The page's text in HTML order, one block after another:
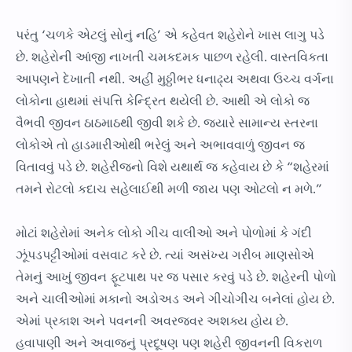
પરંતુ ‘ચળકે એટલું સોનું નહિ’ એ કહેવત શહેરોને ખાસ લાગુ પડે
છે. શહેરોની આંજી નાખતી ચમકદમક પાછળ રહેલી. વાસ્તવિકતા
આપણને દેખાતી નથી. અહીં મુઠ્ઠીભર ધનાઢ્ય અથવા ઉચ્ચ વર્ગના
લોકોના હાથમાં સંપત્તિ કેન્દ્રિત થયેલી છે. આથી એ લોકો જ
વૈભવી જીવન ઠાઠમાઠથી જીવી શકે છે. જ્યારે સામાન્ય સ્તરના
લોકોએ તો હાડમારીઓથી ભરેલું અને અભાવવાળું જીવન જ
વિતાવવું પડે છે. શહેરીજનો વિશે યથાર્થ જ કહેવાય છે કે “શહેરમાં
તમને રોટલો કદાચ સહેલાઈથી મળી જાય પણ ઓટલો ન મળે.”
મોટાં શહેરોમાં અનેક લોકો ગીચ વાલીઓ અને પોળોમાં કે ગંદી
ઝૂંપડપટ્ટીઓમાં વસવાટ કરે છે. ત્યાં અસંખ્ય ગરીબ માણસોએ
તેમનું આખું જીવન ફૂટપાથ પર જ પસાર કરવું પડે છે. શહેરની પોળો
અને ચાલીઓમાં મકાનો અડોઅડ અને ગીચોગીચ બનેલાં હોય છે.
એમાં પ્રકાશ અને પવનની અવરજવર અશક્ય હોય છે.
હવાપાણી અને અવાજનું પ્રદૂષણ પણ શહેરી જીવનની વિકરાળ